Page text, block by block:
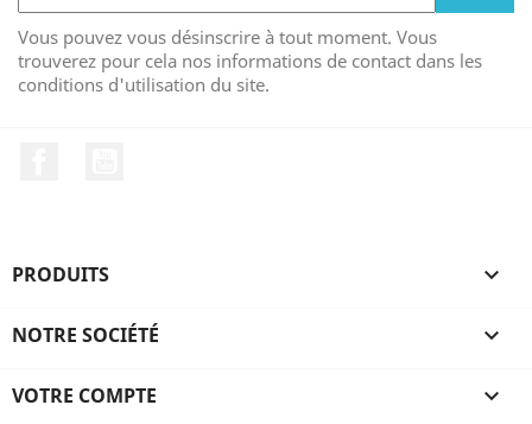
Vous pouvez vous désinscrire à tout moment. Vous
trouverez pour cela nos informations de contact dans les
conditions d'utilisation du site.
PRODUITS 
NOTRE SOCIÉTÉ 
VOTRE COMPTE 